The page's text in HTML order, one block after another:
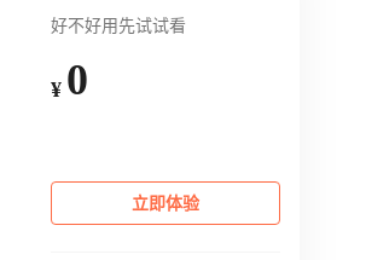
好不好用先试试看
¥ 0
立即体验